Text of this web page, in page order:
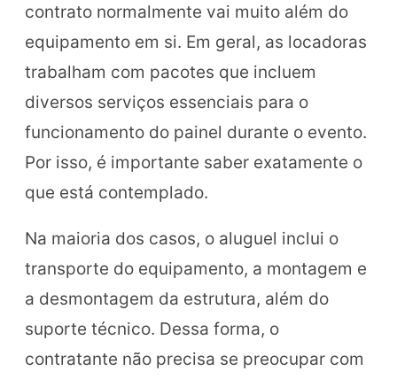
contrato normalmente vai muito além do
equipamento em si. Em geral, as locadoras
trabalham com pacotes que incluem
diversos serviços essenciais para o
funcionamento do painel durante o evento.
Por isso, é importante saber exatamente o
que está contemplado.
Na maioria dos casos, o aluguel inclui o
transporte do equipamento, a montagem e
a desmontagem da estrutura, além do
suporte técnico. Dessa forma, o
contratante não precisa se preocupar com